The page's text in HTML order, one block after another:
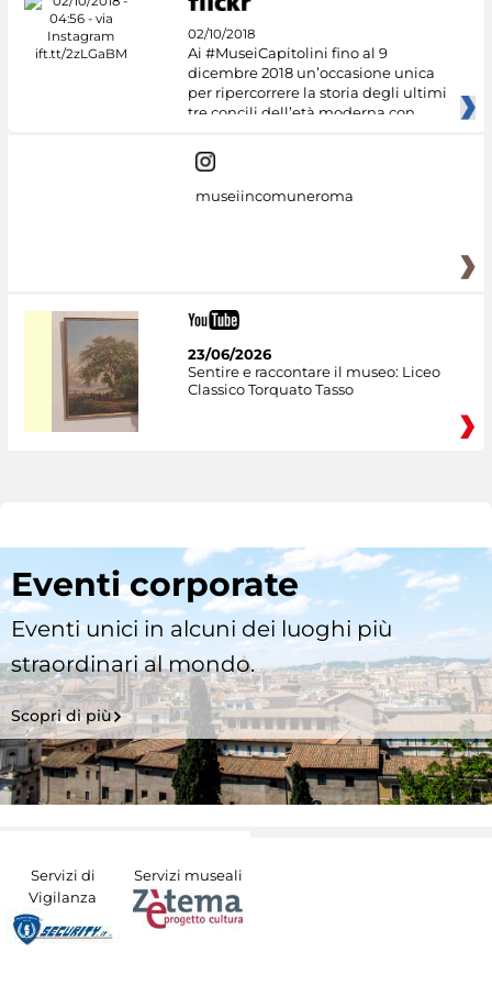
02/10/2018
Ai #MuseiCapitolini fino al 9
dicembre 2018 un’occasione unica
per ripercorrere la storia degli ultimi
tre concili dell’età moderna con
museiincomuneroma
23/06/2026
Sentire e raccontare il museo: Liceo
Classico Torquato Tasso
Eventi corporate
Eventi unici in alcuni dei luoghi più
straordinari al mondo.
Scopri di più
Servizi di
Vigilanza
Servizi museali